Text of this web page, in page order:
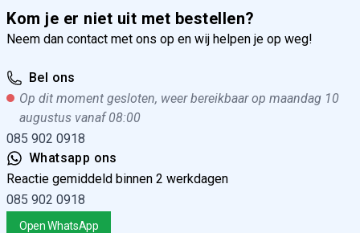
Kom je er niet uit met bestellen?
Neem dan contact met ons op en wij helpen je op weg!
Bel ons
Op dit moment gesloten, weer bereikbaar op maandag 10
augustus vanaf 08:00
085 902 0918
Whatsapp ons
Reactie gemiddeld binnen 2 werkdagen
085 902 0918
Open WhatsApp